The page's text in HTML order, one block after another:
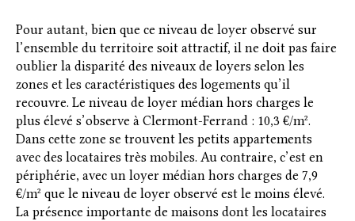
Pour autant, bien que ce niveau de loyer observé sur
l’ensemble du territoire soit attractif, il ne doit pas faire
oublier la disparité des niveaux de loyers selon les
zones et les caractéristiques des logements qu’il
recouvre. Le niveau de loyer médian hors charges le
plus élevé s’observe à Clermont-Ferrand : 10,3 €/m².
Dans cette zone se trouvent les petits appartements
avec des locataires très mobiles. Au contraire, c’est en
périphérie, avec un loyer médian hors charges de 7,9
€/m² que le niveau de loyer observé est le moins élevé.
La présence importante de maisons dont les locataires